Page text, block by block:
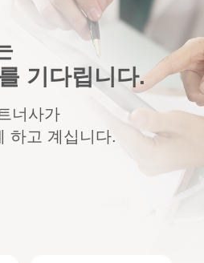
기다립니다.
너사가
하고 계십니다.